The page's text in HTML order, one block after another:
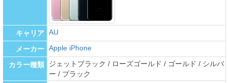
キャリア AU
メーカー Apple iPhone
カラー種類
ジェットブラック / ローズゴールド / ゴールド / シルバ
ー / ブラック